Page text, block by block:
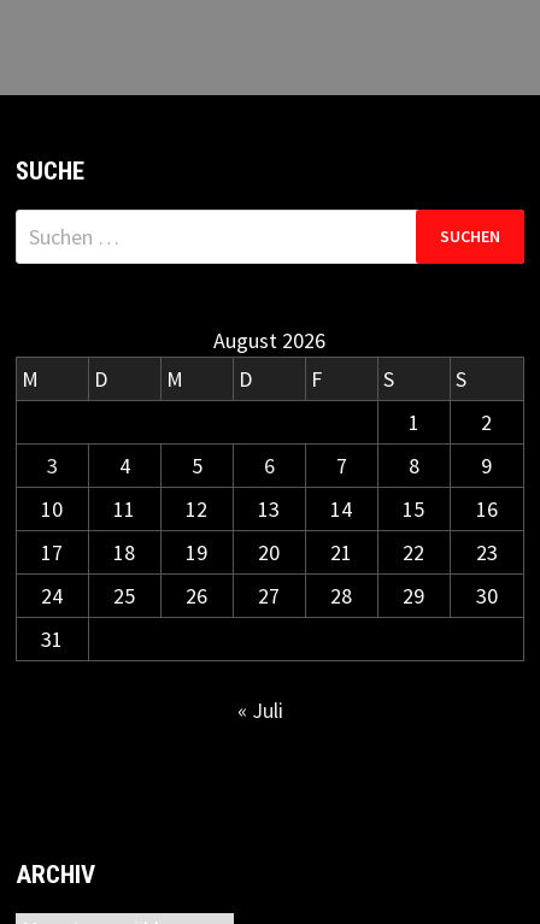
SUCHE
Suchen
nach:
August 2026
M
D M D F S
S
1
2
3
4 5 6 7 8
9
10
11 12 13 14 15
16
17
18 19 20 21 22
23
24
25 26 27 28 29
30
31
« Juli
ARCHIV